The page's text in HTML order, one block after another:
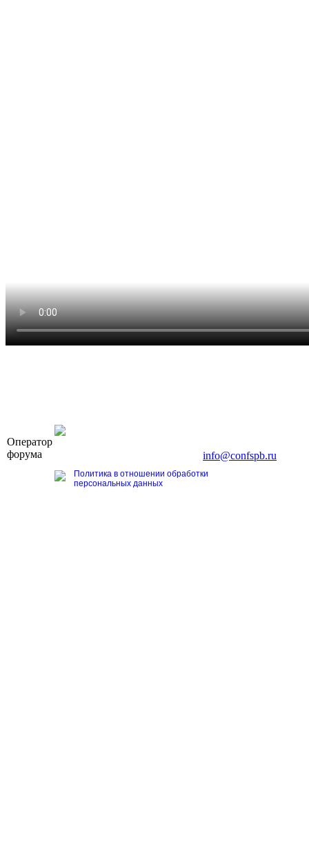
Оператор
форума
info@confspb.ru
Политика в отношении обработки
персональных данных